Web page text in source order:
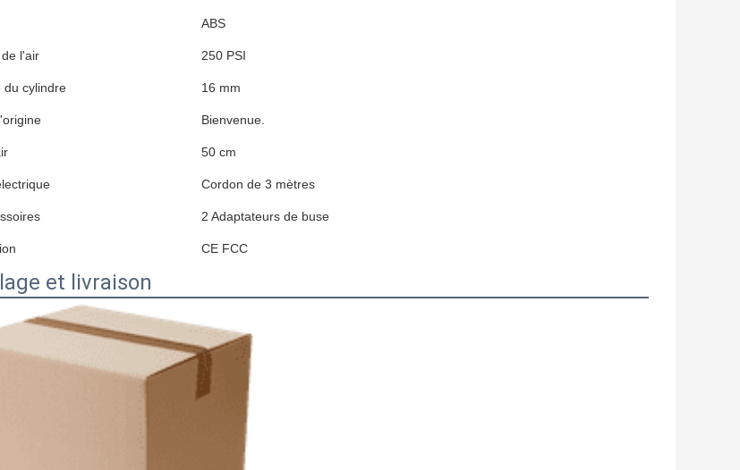
ABS
l'air 250 PSI
du cylindre 16 mm
Bienvenue.
50 cm
Cordon de 3 mètres
2 Adaptateurs de buse
CE FCC
et livraison